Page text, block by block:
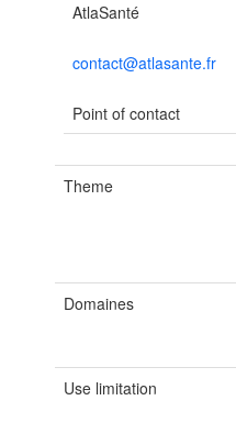
AtlaSanté
contact@atlasante.fr
Point of contact
Theme
Domaines
Use limitation